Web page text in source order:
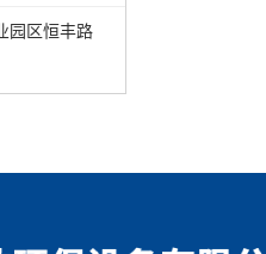
园区恒丰路